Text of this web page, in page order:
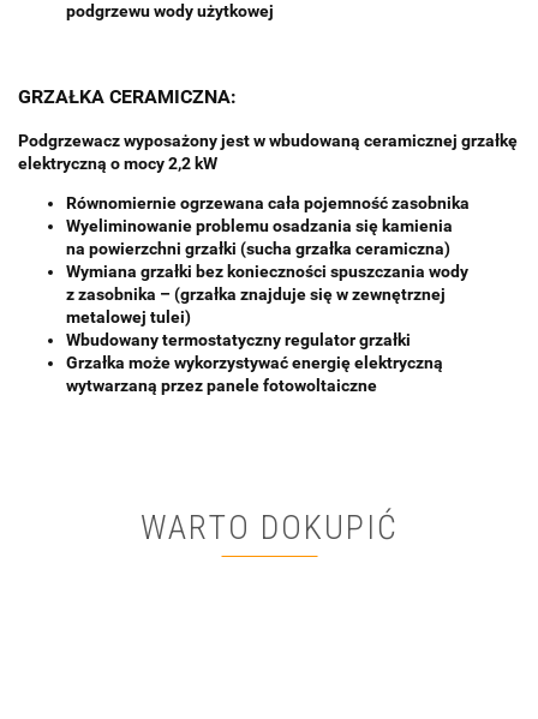
podgrzewu wody użytkowej
GRZAŁKA CERAMICZNA:
Podgrzewacz wyposażony jest w wbudowaną ceramicznej grzałkę
elektryczną o mocy 2,2 kW
Równomiernie ogrzewana cała pojemność zasobnika
Wyeliminowanie problemu osadzania się kamienia
na powierzchni grzałki (sucha grzałka ceramiczna)
Wymiana grzałki bez konieczności spuszczania wody
z zasobnika – (grzałka znajduje się w zewnętrznej
metalowej tulei)
Wbudowany termostatyczny regulator grzałki
Grzałka może wykorzystywać energię elektryczną
wytwarzaną przez panele fotowoltaiczne
WARTO DOKUPIĆ